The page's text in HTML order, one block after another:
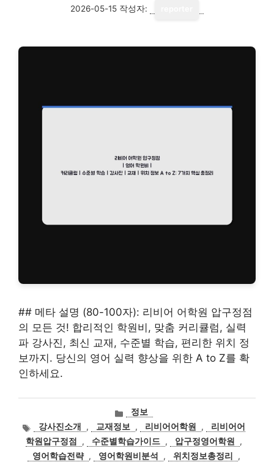
2026-05-15 작성자:
## 메타 설명 (80-100자): 리비어 어학원 압구정점
의 모든 것! 합리적인 학원비, 맞춤 커리큘럼, 실력
파 강사진, 최신 교재, 수준별 학습, 편리한 위치 정
보까지. 당신의 영어 실력 향상을 위한 A to Z를 확
인하세요.
카
테
고
리
정보
태
그
강사진소개 , 교재정보 , 리비어어학원 ,
리비어어
학원압구정점
, 수준별학습가이드 , 압구정영어학원
,
영어학습전략 , 영어학원비분석 , 위치정보총정리
,